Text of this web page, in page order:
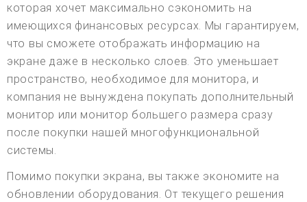
которая хочет максимально сэкономить на
имеющихся финансовых ресурсах. Мы гарантируем,
что вы сможете отображать информацию на
экране даже в несколько слоев. Это уменьшает
пространство, необходимое для монитора, и
компания не вынуждена покупать дополнительный
монитор или монитор большего размера сразу
после покупки нашей многофункциональной
системы.
Помимо покупки экрана, вы также экономите на
обновлении оборудования. От текущего решения